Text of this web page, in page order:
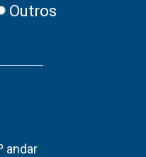
Outros
andar